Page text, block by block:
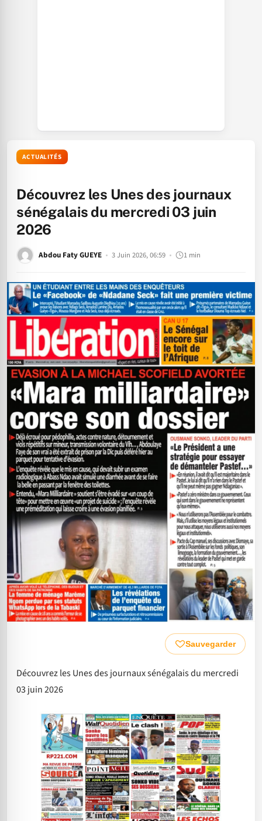
ACTUALITÉS
Découvrez les Unes des journaux
sénégalais du mercredi 03 juin
2026
Abdou Faty GUEYE 3 Juin 2026, 06:59 1 min
Sauvegarder
Découvrez les Unes des journaux sénégalais du mercredi
03 juin 2026